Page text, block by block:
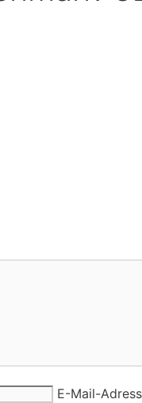
E-Mail-